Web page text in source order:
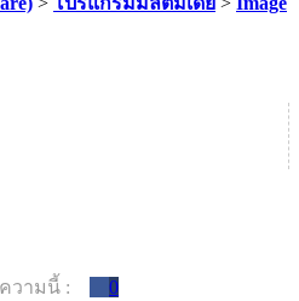
วามนี้ : 0